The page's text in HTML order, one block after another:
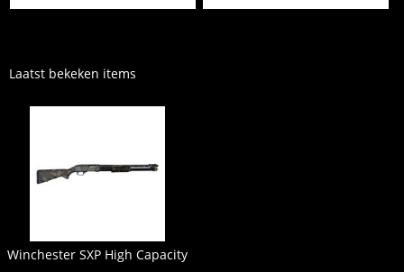
Laatst bekeken items
Winchester SXP High Capacity